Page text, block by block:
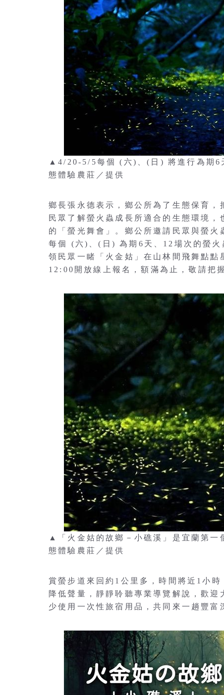
▲4/20-5/5每個 (六)、(日) 將進行為期6
態體驗農莊／提供
鄉長張永德表示，鄉公所為了生態保育
民眾了解螢火蟲成長所適合的生態環境
的「螢光舞會」。鄉公所邀請民眾與螢
每個 (六)、(日) 為期6天、12場次的螢火
領民眾一睹「火金姑」在山林間飛舞點
12:00開放線上報名，額滿為止，敬請把
▲「火金姑的故鄉－小礁溪」是宜蘭第
態體驗農莊／提供
賞螢步道來回約1公里多，時間將近1小
降低聲量，靜靜聆聽專業導覽解說，歡
少使用一次性旅宿用品，共同來一趟豐富